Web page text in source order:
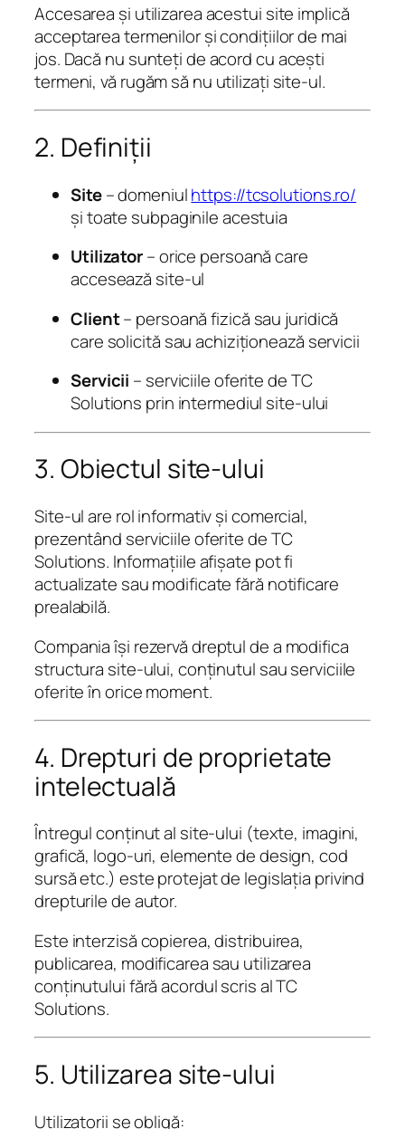
Accesarea și utilizarea acestui site implică
acceptarea termenilor și condițiilor de mai
jos. Dacă nu sunteți de acord cu acești
termeni, vă rugăm să nu utilizați site-ul.
2. Definiții
Site– domeniulhttps://tcsolutions.ro/
și toate subpaginile acestuia
Utilizator– orice persoană care
accesează site-ul
Client– persoană fizică sau juridică
care solicită sau achiziționează servicii
Servicii – serviciile oferite de TC
Solutions prin intermediul site-ului
3. Obiectul site-ului
Site-ul are rol informativ și comercial,
prezentând serviciile oferite de TC
Solutions. Informațiile afișate pot fi
actualizate sau modificate fără notificare
prealabilă.
Compania își rezervă dreptul de a modifica
structura site-ului, conținutul sau serviciile
oferite în orice moment.
4. Drepturi de proprietate
intelectuală
Întregul conținut al site-ului (texte, imagini,
grafică, logo-uri, elemente de design, cod
sursă etc.) este protejat de legislația privind
drepturile de autor.
Este interzisă copierea, distribuirea,
publicarea, modificarea sau utilizarea
conținutului fără acordul scris al TC
Solutions.
5. Utilizarea site-ului
Utilizatorii se obligă: